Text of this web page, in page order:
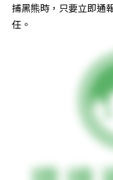
捕黑熊時，只要立即通
任。